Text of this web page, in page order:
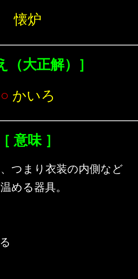
懐炉
（大正解）］
○ かいろ
［ 意味 ］
つまり衣装の内側など
める器具。